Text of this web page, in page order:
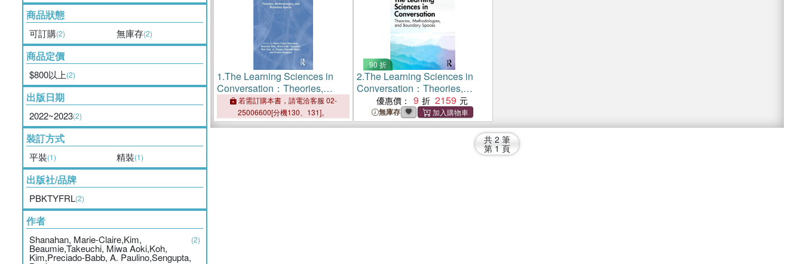
商品狀態
可訂購(2) 無庫存(2)
商品定價
$800以上(2)
出版日期
2022~2023(2)
裝訂方式
平裝(1) 精裝(1)
出版社/品牌
PBKTYFRL(2)
作者
Shanahan, Marie-Claire,Kim,
Beaumie,Takeuchi, Miwa Aoki,Koh,
Kim,Preciado-Babb, A. Paulino,Sengupta,
(2)
1.The Learning Sciences in
Conversation：Theories,
Methodologies, and Boundary
Spaces
若需訂購本書，請電洽客服 02-
25006600[分機130、131]。
90 折
2.The Learning Sciences in
Conversation：Theories,
Methodologies, and Boundary
Spaces
優惠價： 9 2159
無庫存
共 2 筆
第 1 頁